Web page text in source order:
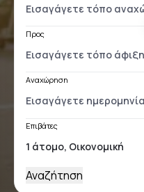
Προς
Αναχώρηση
Επιβάτες
Αναζήτηση